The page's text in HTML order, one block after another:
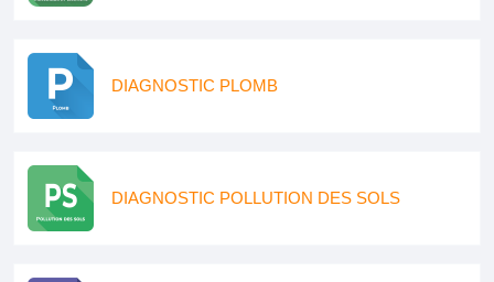
DIAGNOSTIC PLOMB
DIAGNOSTIC POLLUTION DES SOLS